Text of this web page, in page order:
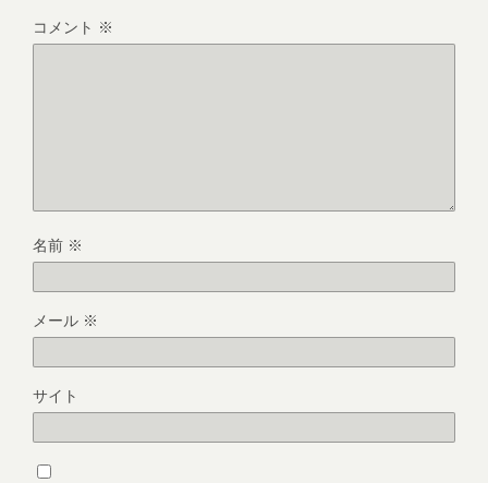
コメント ※
名前 ※
メール ※
サイト